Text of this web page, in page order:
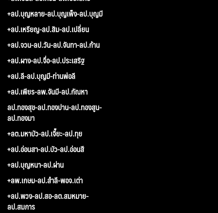
+ลป.บุญหลาย-ลป.บุญเพ็ง-ลป.บุญมี
+ลป.เหรียญ-ลป.สิม-ลป.เปลี่ยน
+ลป.จวน-ลป.วัน-ลป.จันทา-ลป.ก้าน
+ลป.ผาง-ลป.จื่อ-ลป.ประเสริฐ
+ลป.ลี-ลป.บุญมี-ท่านพ่อลี
+ลป.เพียร-ลพ.จันมี-ลป.กัณหา
ลป.ทองสุข-ลป.ทองปาน-ลป.ทองสูน-
ลป.ทองมา
+ลต.มหาบัว-ลป.เจี๊ยะ-ลป.ทุย
+ลป.อ่อนสา-ลป.บัว-ลป.อ่อนสี
+ลป.บุญหนา-ลป.ผ่าน
+ลพ.เกษม-ลป.สำลี-พอจ.เต่า
+ลป.พวง-ลป.สอ-ลต.สมหมาย-
ลป.สมภาร